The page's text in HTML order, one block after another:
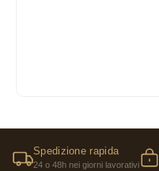
Spedizione rapida
24 o 48h nei giorni lavorativi